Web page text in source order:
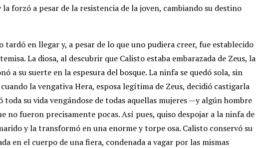
forzó a pesar de la resistencia de la joven, cambiando su destino
en llegar y, a pesar de lo que uno pudiera creer, fue establecido
La diosa, al descubrir que Calisto estaba embarazada de Zeus, la
a su suerte en la espesura del bosque. La ninfa se quedó sola, sin
la vengativa Hera, esposa legítima de Zeus, decidió castigarla
toda su vida vengándose de todas aquellas mujeres —y algún hombre
no fueron precisamente pocas. Así pues, quiso despojar a la ninfa de
y la transformó en una enorme y torpe osa. Calisto conservó su
en el cuerpo de una fiera, condenada a vagar por las mismas